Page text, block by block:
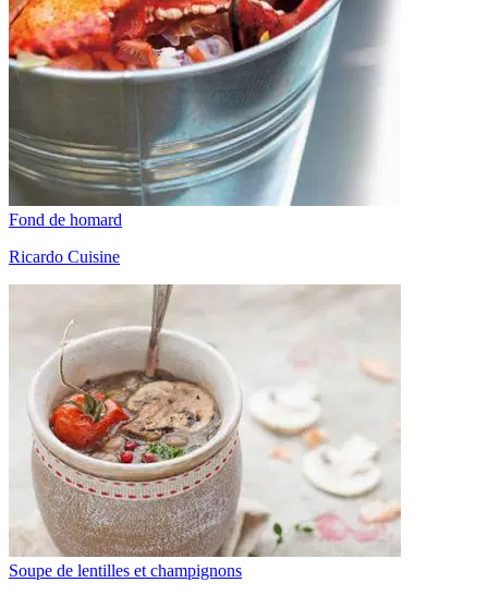
Fond de homard
Ricardo Cuisine
Soupe de lentilles et champignons